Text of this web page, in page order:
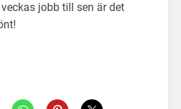
jobb till sen är det